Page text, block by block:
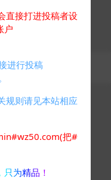
reserved
-4
直接打进投稿者设
户
进行投稿
规则请见本站相应
把#
为精品！